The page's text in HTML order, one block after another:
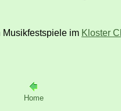
im Kloster
Home